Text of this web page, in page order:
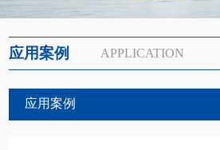
应用案例 APPLICATION
应用案例